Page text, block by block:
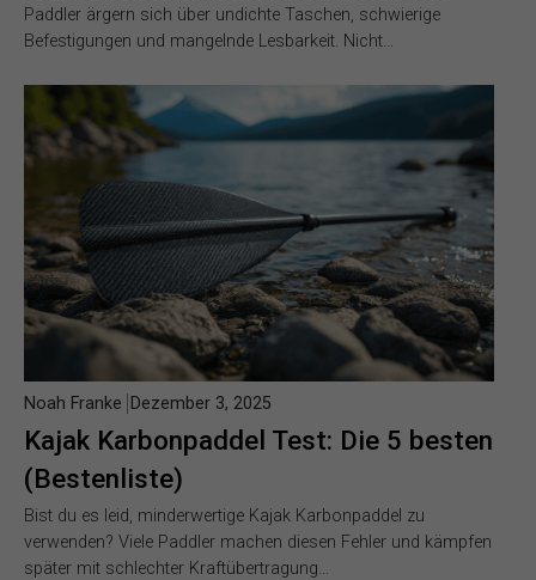
Paddler ärgern sich über undichte Taschen, schwierige
Befestigungen und mangelnde Lesbarkeit. Nicht…
Kajak Karbonpaddel Test: Die 5 besten
(Bestenliste)
Noah Franke Dezember 3, 2025
Bist du es leid, minderwertige Kajak Karbonpaddel zu
verwenden? Viele Paddler machen diesen Fehler und kämpfen
später mit schlechter Kraftübertragung…